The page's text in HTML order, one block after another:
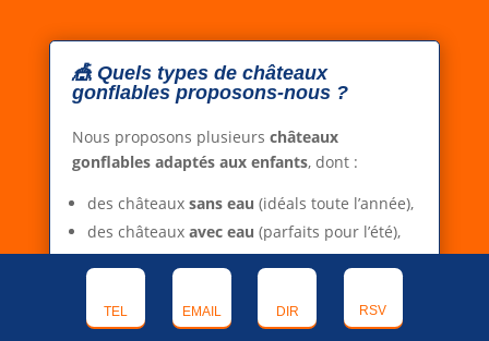
🎪 Quels types de châteaux
gonflables proposons-nous ?
Nous proposons plusieurs châteaux
gonflables adaptés aux enfants, dont :
des châteaux sans eau (idéals toute l’année),
des châteaux avec eau (parfaits pour l’été),
unpetit modèleadapté aux plus jeunes
Adaptées aux enfants de 3 à 10 ans.
TEL EMAIL DIR RSV